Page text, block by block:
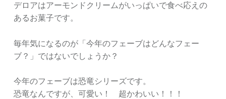
デロアはアーモンドクリームがいっぱいで食べ応えの
あるお菓子です。
毎年気になるのが「今年のフェーブはどんなフェー
ブ？」ではないでしょうか？
今年のフェーブは恐竜シリーズです。
恐竜なんですが、可愛い！ 超かわいい！！！